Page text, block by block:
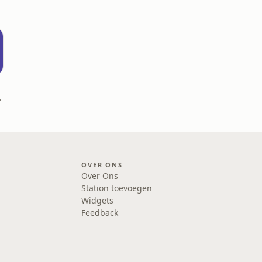
OVER ONS
Over Ons
Station toevoegen
Widgets
Feedback